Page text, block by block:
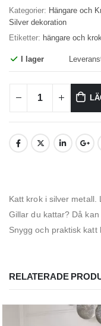
Kategorier: Hängare och
Silver dekoration
Etiketter: hängare och
I lager
Katt krok i silver
Gillar du kattar? Då
Snygg och praktisk
RELATERADE